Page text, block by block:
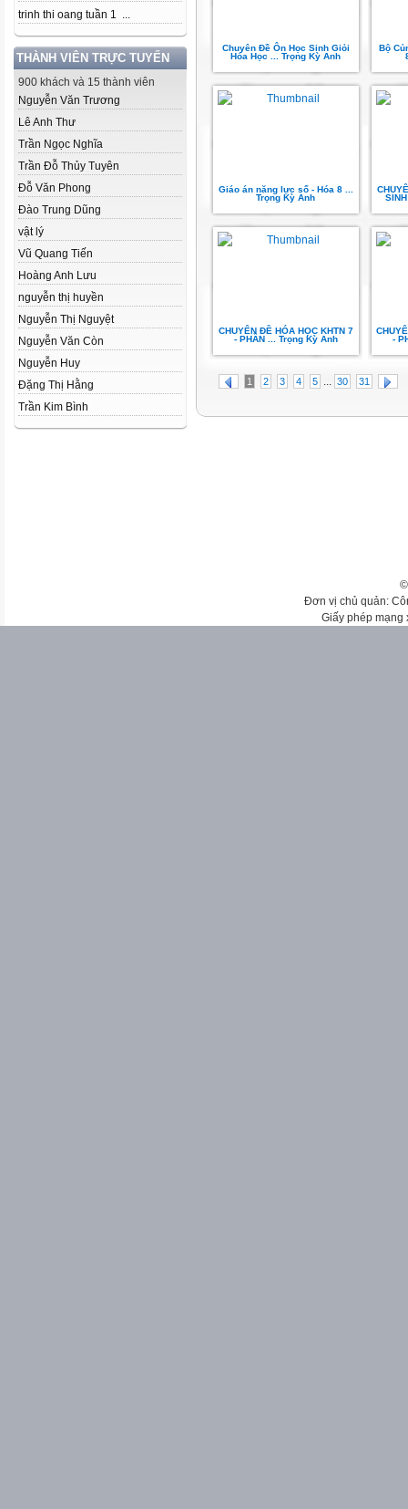
trinh thi oang tuần 1 ...
THÀNH VIÊN TRỰC TUYẾN
900 khách và 15 thành viên
Nguyễn Văn Trương
Lê Anh Thư
Trần Ngọc Nghĩa
Trần Đỗ Thủy Tuyên
Đỗ Văn Phong
Đào Trung Dũng
vật lý
Vũ Quang Tiến
Hoàng Anh Lưu
nguyễn thị huyền
Nguyễn Thị Nguyệt
Nguyễn Văn Còn
Nguyễn Huy
Đặng Thị Hằng
Trần Kim Bình
Chuyên Đề Ôn Học Sinh Giỏi
Hóa Học ... Trọng Kỳ Anh
Bộ
Giáo án năng lực số - Hóa 8 ...
Trọng Kỳ Anh
CHUYÊN ĐỀ HÓA HỌC KHTN 7
- PHẦN ... Trọng Kỳ Anh
-
1 2 3 4 5 ... 30 31
Đơn vị chủ quản:
Giấy phép mạng